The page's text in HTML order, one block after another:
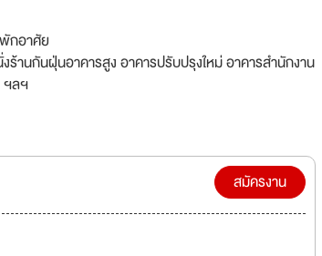
กอาศัย
านกันฝุ่นอาคารสูง อาคารปรับปรุงใหม่ อาคารสำนักงาน
สมัครงาน